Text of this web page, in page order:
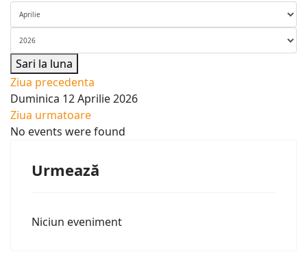
Sari la luna
Ziua precedenta
Duminica 12 Aprilie 2026
Ziua urmatoare
No events were found
Urmează
Niciun eveniment